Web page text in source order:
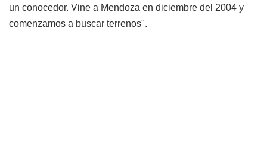
un conocedor. Vine a Mendoza en diciembre del 2004 y
comenzamos a buscar terrenos".